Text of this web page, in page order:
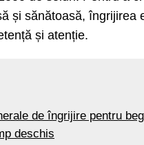
și sănătoasă, îngrijirea
și atenție.
de îngrijire pentru
deschis